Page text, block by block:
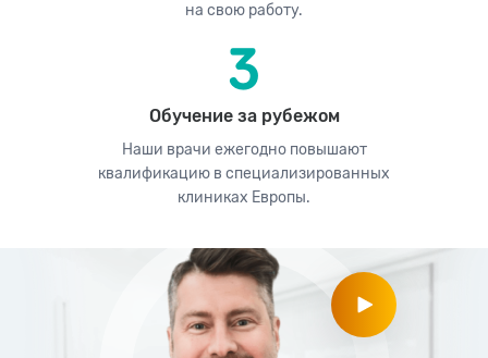
на свою работу.
Обучение за рубежом
Наши врачи ежегодно повышают
квалификацию в специализированных
клиниках Европы.